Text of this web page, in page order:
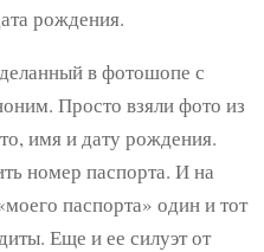
рождения.
в фотошопе с
Просто взяли фото из
имя и дату рождения.
номер паспорта. И на
паспорта» один и тот
Еще и ее силуэт от